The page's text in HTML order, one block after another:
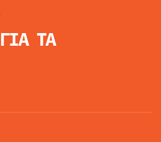
ΓΙΑ ΤΑ